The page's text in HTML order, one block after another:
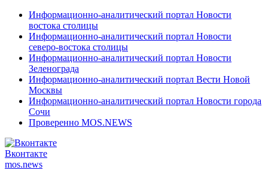
Информационно-аналитический портал Новости
востока столицы
Информационно-аналитический портал Новости
северо-востока столицы
Информационно-аналитический портал Новости
Зеленограда
Информационно-аналитический портал Вести Новой
Москвы
Информационно-аналитический портал Новости города
Сочи
Проверенно MOS.NEWS
Вконтакте
mos.news